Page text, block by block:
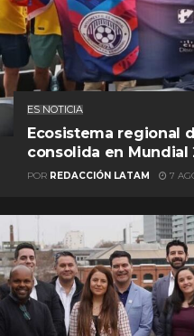
ES NOTICIA
Ecosistema regional
consolida en Mundial
POR REDACCIÓN LATAM 7